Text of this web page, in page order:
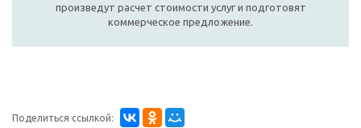
произведут расчет стоимости услуг и подготовят
коммерческое предложение.
Поделиться ссылкой: